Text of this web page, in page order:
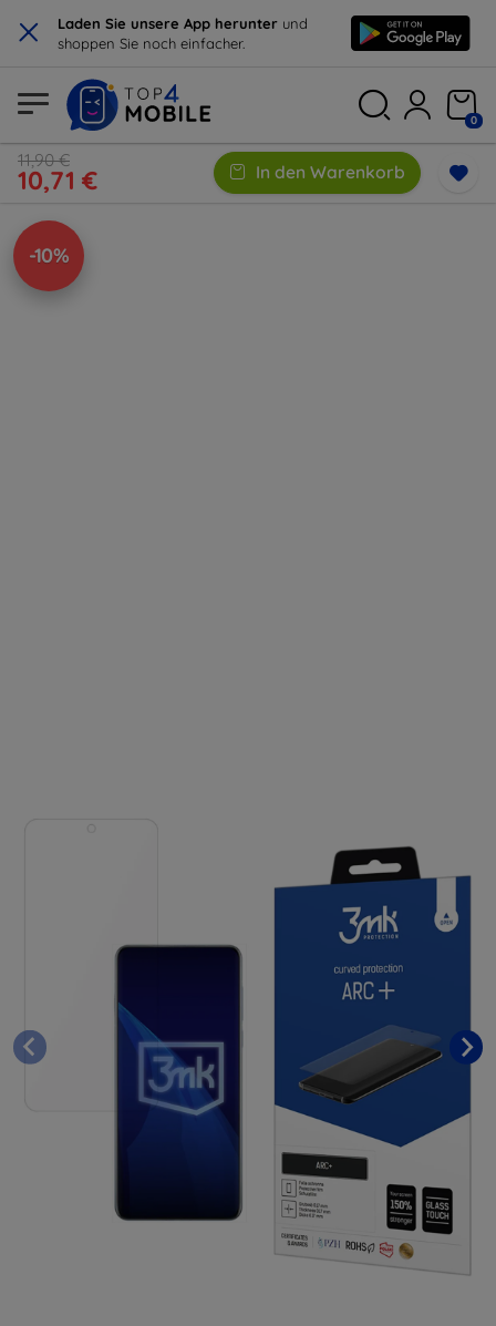
× Laden Sie unsere App herunter und
shoppen Sie noch einfacher.
0
11,90 €
10,71 € In den Warenkorb
-10%